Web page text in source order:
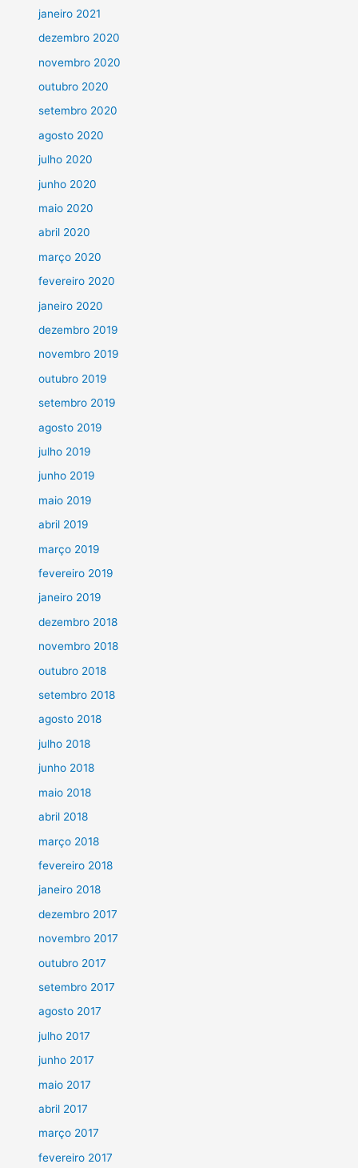
janeiro 2021
dezembro 2020
novembro 2020
outubro 2020
setembro 2020
agosto 2020
julho 2020
junho 2020
maio 2020
abril 2020
março 2020
fevereiro 2020
janeiro 2020
dezembro 2019
novembro 2019
outubro 2019
setembro 2019
agosto 2019
julho 2019
junho 2019
maio 2019
abril 2019
março 2019
fevereiro 2019
janeiro 2019
dezembro 2018
novembro 2018
outubro 2018
setembro 2018
agosto 2018
julho 2018
junho 2018
maio 2018
abril 2018
março 2018
fevereiro 2018
janeiro 2018
dezembro 2017
novembro 2017
outubro 2017
setembro 2017
agosto 2017
julho 2017
junho 2017
maio 2017
abril 2017
março 2017
fevereiro 2017